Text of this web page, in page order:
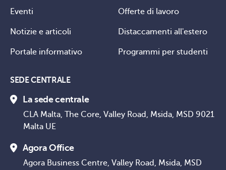
Eventi
Notizie e articoli
Portale informativo
Offerte di lavoro
Distaccamenti all'estero
Programmi per studenti
SEDE CENTRALE
La sede centrale
CLA Malta, The Core, Valley Road, Msida, MSD 9021
Malta UE
Agora Office
Agora Business Centre, Valley Road, Msida, MSD